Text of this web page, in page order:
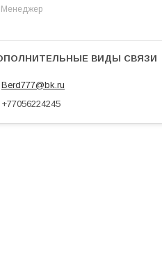
Менеджер
Berd777@bk.ru
+77056224245